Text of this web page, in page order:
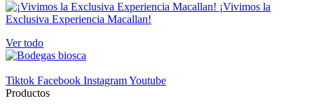
¡Vivimos la
Exclusiva Experiencia Macallan!
Ver todo
Tiktok Facebook InstagramYoutube
Productos